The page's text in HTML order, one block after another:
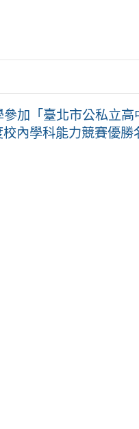
加「臺北市公私立
校內學科能力競賽優勝